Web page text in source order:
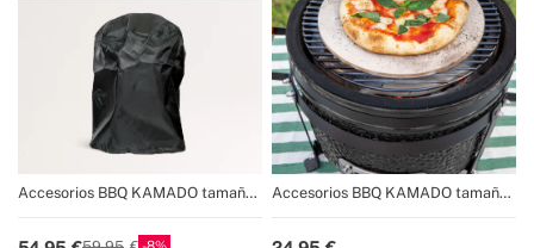
Accesorios BBQ KAMADO tamaño
Accesorios BBQ KAMADO tamaño